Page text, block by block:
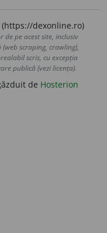
dexonline.ro)
pe acest site, inclusiv
scraping, crawling),
scris, cu excepția
publică (vezi licența).
de Hosterion